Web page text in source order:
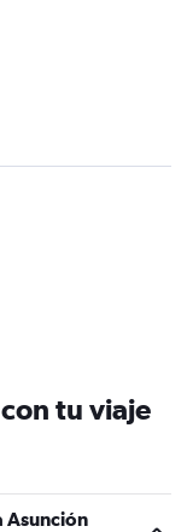
menú.
tu viaje
Asunción